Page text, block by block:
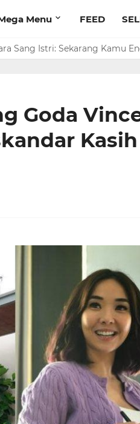
Menu FEED
Sang Istri: Sekarang Kamu
1 M ke Jeje Buat Korban
Goda
Kasih